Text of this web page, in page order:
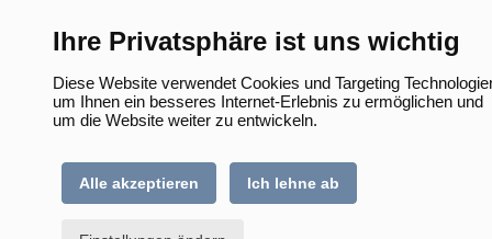
Ihre Privatsphäre ist uns wichtig
Diese Website verwendet Cookies und Targeting
um Ihnen ein besseres Internet-Erlebnis zu ermöglichen und
um die Website weiter zu entwickeln.
Alle akzeptieren Ich lehne ab